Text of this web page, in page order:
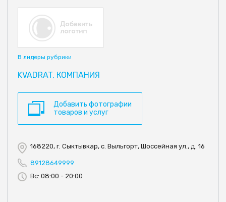
В лидеры рубрики
KVADRAT, КОМПАНИЯ
Добавить фотографии
товаров и услуг
168220, г. Сыктывкар, с. Выльгорт, Шоссейная ул., д. 16
89128649999
Вс: 08:00 - 20:00